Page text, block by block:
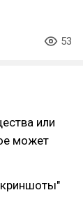
53
или
может